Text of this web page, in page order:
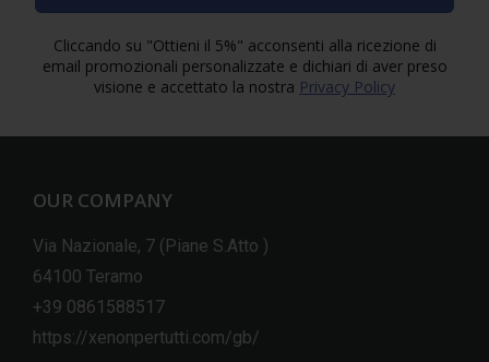
Cliccando su "Ottieni il 5%" acconsenti alla ricezione di
email promozionali personalizzate e dichiari di aver preso
visione e accettato la nostra Privacy Policy
OUR COMPANY
Via Nazionale, 7 (Piane S.Atto )
64100 Teramo
+39 0861588517
https://xenonpertutti.com/gb/